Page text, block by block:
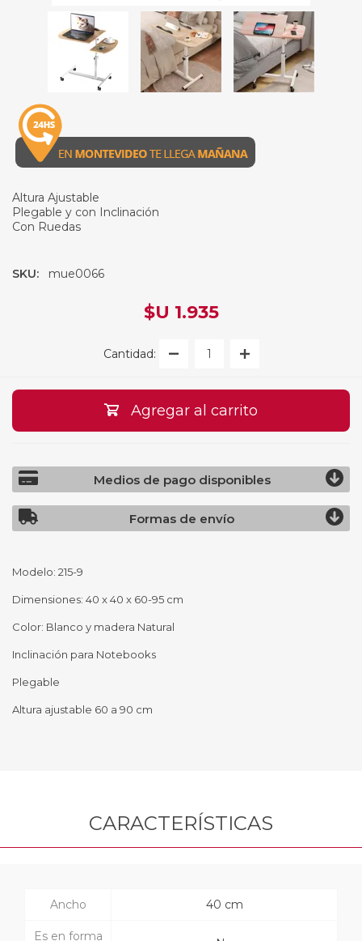
Altura Ajustable
Plegable y con Inclinación
Con Ruedas
SKU: mue0066
$U 1.935
Cantidad:
Agregar al carrito
Medios de pago disponibles
Formas de envío
Modelo: 215-9
Dimensiones: 40 x 40 x 60-95 cm
Color: Blanco y madera Natural
Inclinación para Notebooks
Plegable
Altura ajustable 60 a 90 cm
CARACTERÍSTICAS
Ancho 40 cm
Es en forma